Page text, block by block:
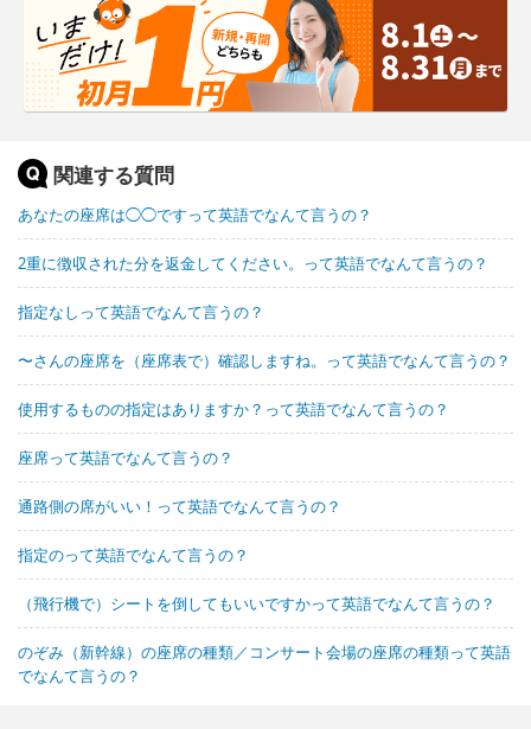
関連する質問
あなたの座席は◯◯ですって英語でなんて言うの？
2重に徴収された分を返金してください。って英語でなんて言うの？
指定なしって英語でなんて言うの？
〜さんの座席を（座席表で）確認しますね。って英語でなんて言うの？
使用するものの指定はありますか？って英語でなんて言うの？
座席って英語でなんて言うの？
通路側の席がいい！って英語でなんて言うの？
指定のって英語でなんて言うの？
（飛行機で）シートを倒してもいいですかって英語でなんて言うの？
のぞみ（新幹線）の座席の種類／コンサート会場の座席の種類って英語
でなんて言うの？